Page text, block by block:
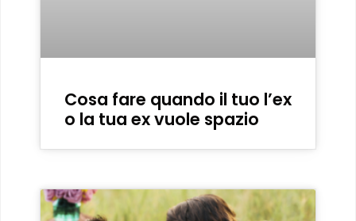
Cosa fare quando il tuo l’ex
o la tua ex vuole spazio